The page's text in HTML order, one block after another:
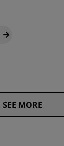
SEE MORE